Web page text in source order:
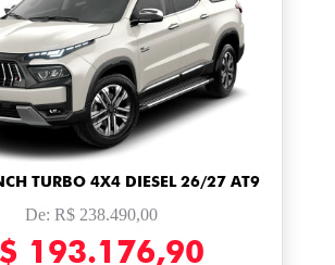
TURBO 4X4 DIESEL 26/27 AT9
De: R$ 238.490,00
193.176,90